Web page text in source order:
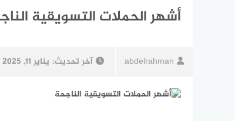
أشهر الحملات التسويقية
abdelrahman آخر تحديث: يناير 11, 2025